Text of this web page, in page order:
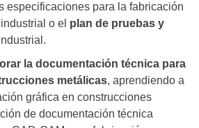
especificaciones para la fabricación
o el plan de pruebas y
la documentación técnica para
metálicas, aprendiendo a
gráfica en construcciones
de documentación técnica